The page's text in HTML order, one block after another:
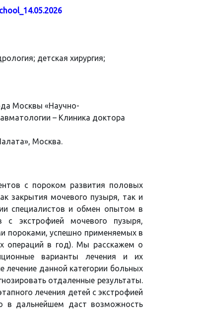
детская хирургия;
Москвы «Научно-
– Клиника доктора
Москва.
с пороком развития половых
закрытия мочевого пузыря, так и
специалистов и обмен опытом в
с экстрофией мочевого пузыря,
пороками, успешно применяемых в
операций в год). Мы расскажем о
варианты лечения и их
данной категории больных
отдаленные результаты.
лечения детей с экстрофией
в дальнейшем даст возможность